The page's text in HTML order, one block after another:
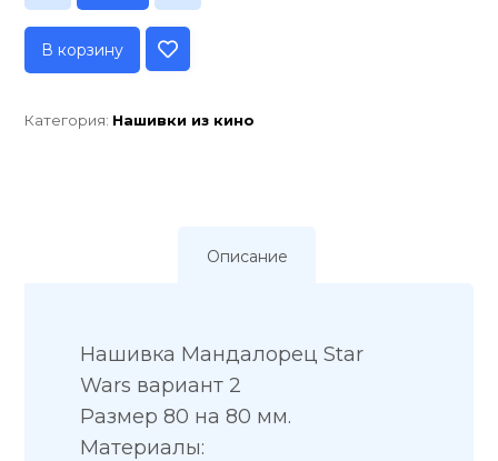
В корзину
Категория: Нашивки из кино
Описание
Нашивка Мандалорец Star
Wars вариант 2
Размер 80 на 80 мм.
Материалы: